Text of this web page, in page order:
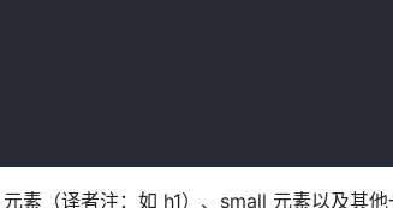
（译者注：如 h1）、small 元素以及其他